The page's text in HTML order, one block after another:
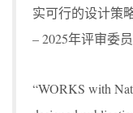
实可行的设计策
– 2025年评审委
“WORKS with